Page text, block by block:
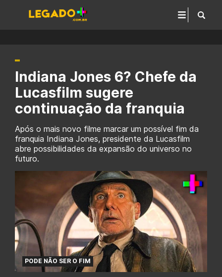
Indiana Jones 6? Chefe da
Lucasfilm sugere
continuação da franquia
Após o mais novo filme marcar um possível fim da
franquia Indiana Jones, presidente da Lucasfilm
abre possibilidades da expansão do universo no
futuro.
PODE NÃO SER O FIM